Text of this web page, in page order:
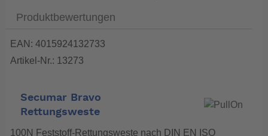
Produktbewertungen
EAN: 4015924132733
Artikel-Nr.: 13273
Secumar Bravo
Rettungsweste
100N Feststoff-Rettungsweste nach DIN EN ISO